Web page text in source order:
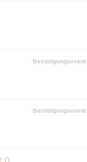
Bestätigungsevent
Bestätigungsevent
Sommerkino im Kranzler-Eck -Monsieur Claude und seine Töchter 2 Open Air